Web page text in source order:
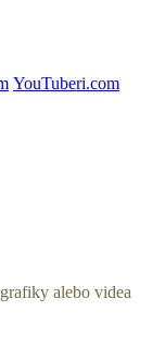
YouTuberi.com
alebo videa